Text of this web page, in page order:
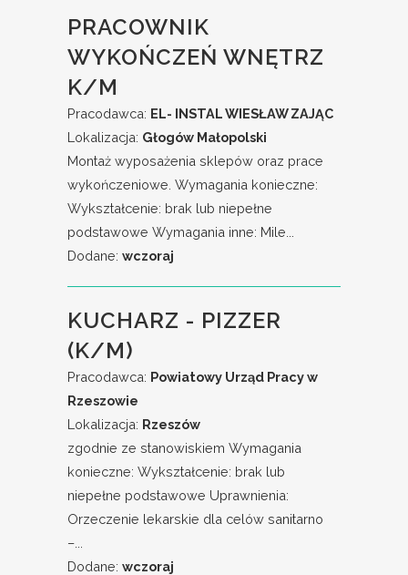
PRACOWNIK
WYKOŃCZEŃ WNĘTRZ
K/M
Pracodawca: EL- INSTAL WIESŁAW ZAJĄC
Lokalizacja: Głogów Małopolski
Montaż wyposażenia sklepów oraz prace
wykończeniowe. Wymagania konieczne:
Wykształcenie: brak lub niepełne
podstawowe Wymagania inne: Mile...
Dodane: wczoraj
KUCHARZ - PIZZER
(K/M)
Pracodawca: Powiatowy Urząd Pracy w
Rzeszowie
Lokalizacja: Rzeszów
zgodnie ze stanowiskiem Wymagania
konieczne: Wykształcenie: brak lub
niepełne podstawowe Uprawnienia:
Orzeczenie lekarskie dla celów sanitarno
–...
Dodane: wczoraj